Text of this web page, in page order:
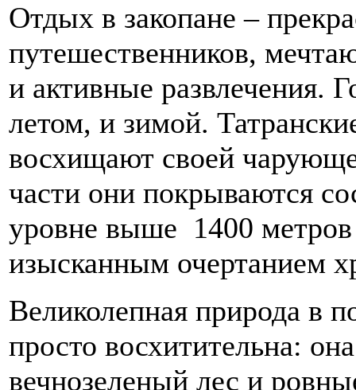
Отдых в закопане –
путешественников,
и активные развлечения.
летом, и зимой.
восхищают своей
части они покрываются
уровне выше 1400 метров
изысканным очертанием
Великолепная природа в
просто восхитительна:
вечнозеленый лес и